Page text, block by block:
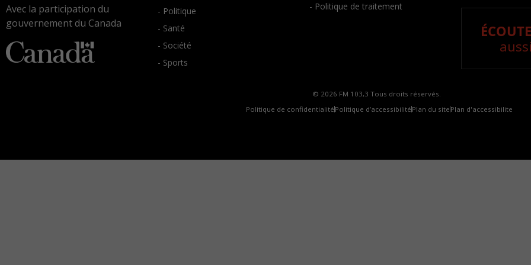
Avec la participation du
gouvernement du Canada
- Politique
- Santé
- Société
- Sports
- Politique de traitement
© 2026 FM 103,3 Tous droits réservés.
Politique de confidentialité Politique d’accessibilité Plan du site Plan d'accessibilite